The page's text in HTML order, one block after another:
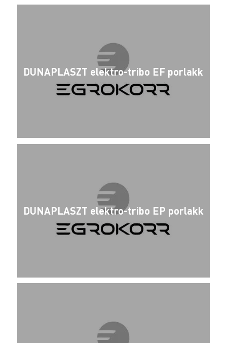
DUNAPLASZT elektro-tribo EF porlakk
DUNAPLASZT elektro-tribo EP porlakk